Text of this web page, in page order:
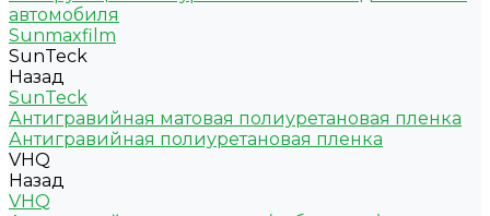
автомобиля
Sunmaxfilm
SunTeck
Назад
SunTeck
Антигравийная матовая полиуретановая пленка
Антигравийная полиуретановая пленка
VHQ
Назад
VHQ